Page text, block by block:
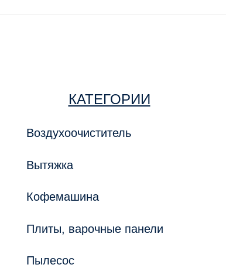
КАТЕГОРИИ
Воздухоочиститель
Вытяжка
Кофемашина
Плиты, варочные панели
Пылесос